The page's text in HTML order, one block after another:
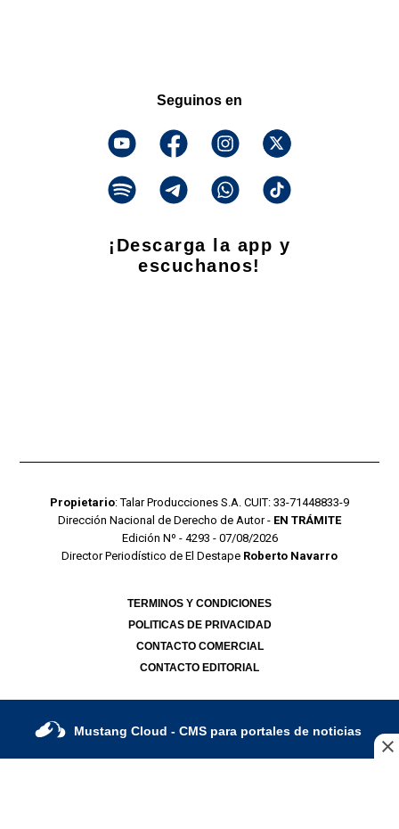
Seguinos en
¡Descarga la app y
escuchanos!
Propietario: Talar Producciones S.A. CUIT: 33-71448833-9
Dirección Nacional de Derecho de Autor - EN TRÁMITE
Edición Nº - 4293 - 07/08/2026
Director Periodístico de El Destape Roberto Navarro
TERMINOS Y CONDICIONES
POLITICAS DE PRIVACIDAD
CONTACTO COMERCIAL
CONTACTO EDITORIAL
Mustang Cloud - CMS para portales de noticias